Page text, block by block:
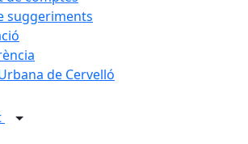
suggeriments
de Cervelló